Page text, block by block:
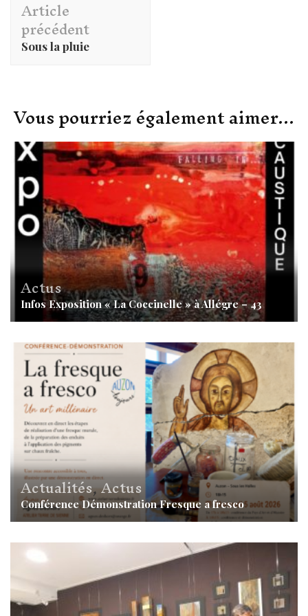
d'article
Article
précédent
Sous la pluie
Vous pourriez également aimer...
Actus
Infos Exposition « La Coccinelle » à Allégre – 43
Actualités,Actus
Conférence Démonstration Fresque a fresco